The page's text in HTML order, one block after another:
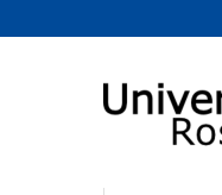
Browsen
direkt zum Inhalt